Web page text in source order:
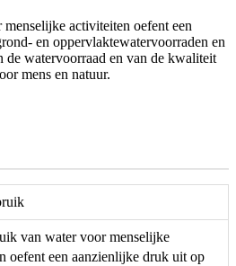
activiteiten oefent een
en oppervlaktewatervoorraden en
de watervoorraad en van de kwaliteit
mens en natuur.
van water voor menselijke
oefent een aanzienlijke druk uit op